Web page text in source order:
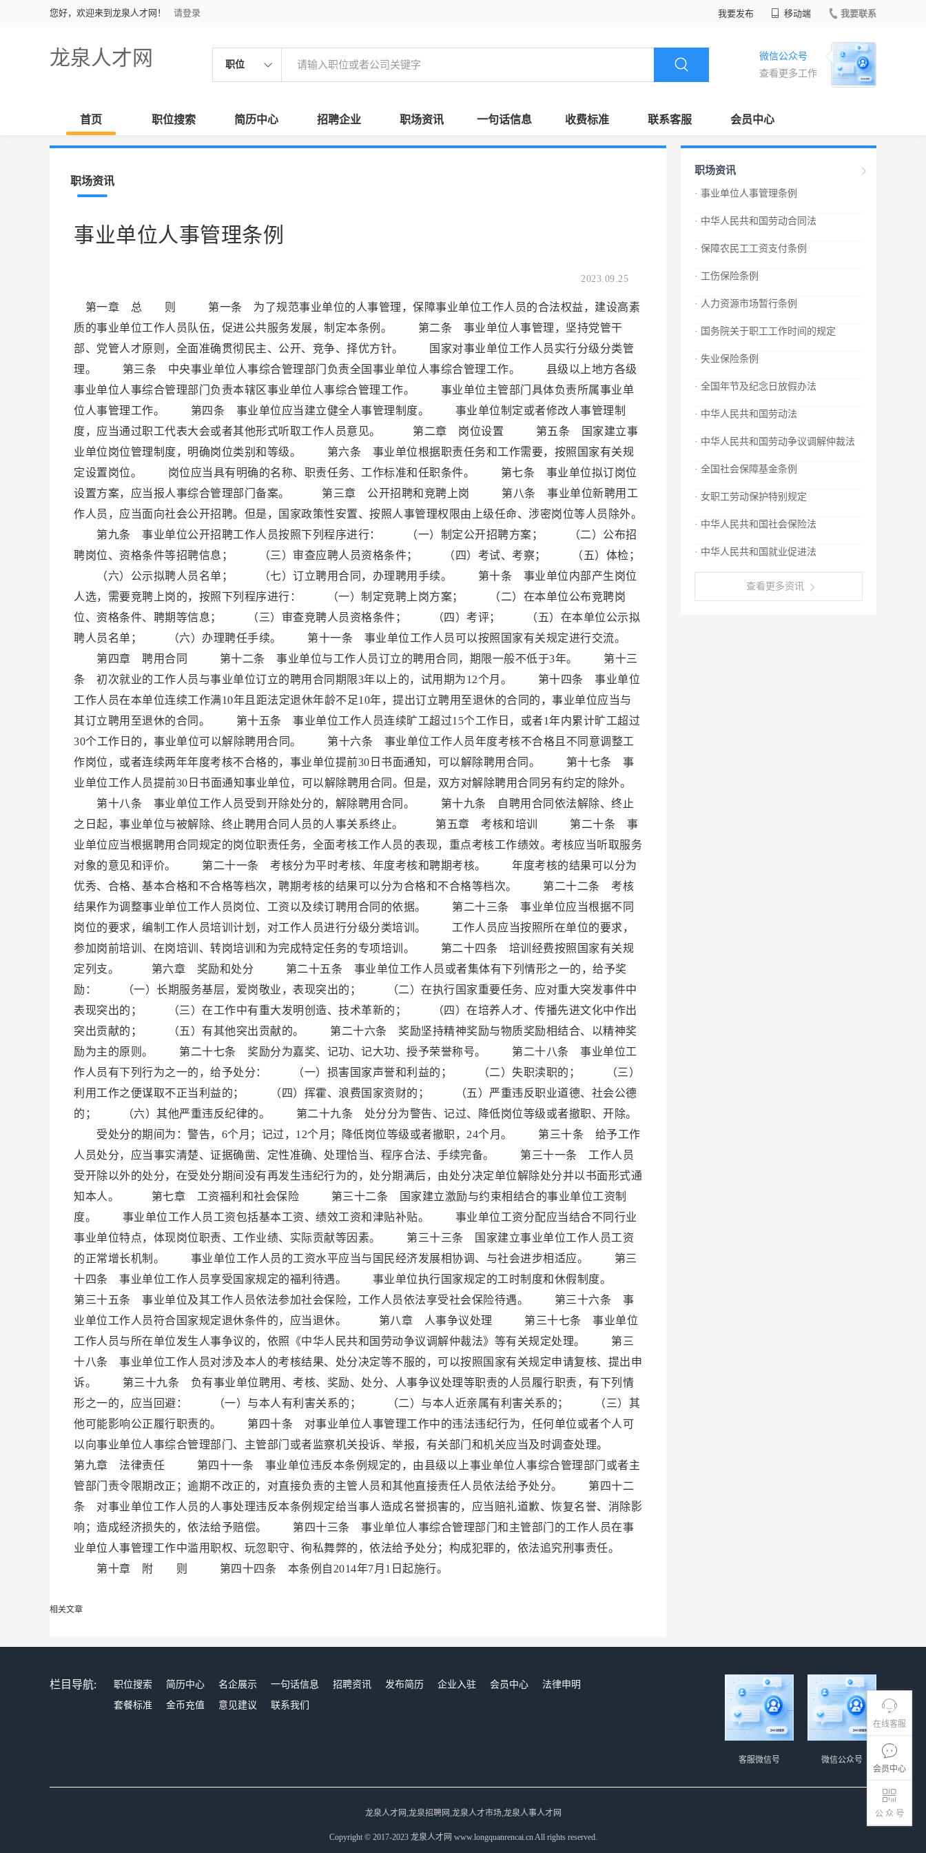
您好，欢迎来到龙泉人才网！ 请登录 我要发布 移动端 我要联系
龙泉人才网 职位
微信公众号
查看更多工作
首页 职位搜索 简历中心 招聘企业 职场资讯 一句话信息 收费标准 联系客服 会员中心
在线客服
会员中心
公 众 号
职场资讯
事业单位人事管理条例
2023.09.25
第一章 总 则 第一条 为了规范事业单位的人事管理，保障事业单位工作人员的合法权益，建设高素
质的事业单位工作人员队伍，促进公共服务发展，制定本条例。 第二条 事业单位人事管理，坚持党管干
部、党管人才原则，全面准确贯彻民主、公开、竞争、择优方针。 国家对事业单位工作人员实行分级分类管
理。 第三条 中央事业单位人事综合管理部门负责全国事业单位人事综合管理工作。 县级以上地方各级
事业单位人事综合管理部门负责本辖区事业单位人事综合管理工作。 事业单位主管部门具体负责所属事业单
位人事管理工作。 第四条 事业单位应当建立健全人事管理制度。 事业单位制定或者修改人事管理制
度，应当通过职工代表大会或者其他形式听取工作人员意见。 第二章 岗位设置 第五条 国家建立事
业单位岗位管理制度，明确岗位类别和等级。 第六条 事业单位根据职责任务和工作需要，按照国家有关规
定设置岗位。 岗位应当具有明确的名称、职责任务、工作标准和任职条件。 第七条 事业单位拟订岗位
设置方案，应当报人事综合管理部门备案。 第三章 公开招聘和竞聘上岗 第八条 事业单位新聘用工
作人员，应当面向社会公开招聘。但是，国家政策性安置、按照人事管理权限由上级任命、涉密岗位等人员除外。
第九条 事业单位公开招聘工作人员按照下列程序进行： （一）制定公开招聘方案； （二）公布招
聘岗位、资格条件等招聘信息； （三）审查应聘人员资格条件； （四）考试、考察； （五）体检；
（六）公示拟聘人员名单； （七）订立聘用合同，办理聘用手续。 第十条 事业单位内部产生岗位
人选，需要竞聘上岗的，按照下列程序进行： （一）制定竞聘上岗方案； （二）在本单位公布竞聘岗
位、资格条件、聘期等信息； （三）审查竞聘人员资格条件； （四）考评； （五）在本单位公示拟
聘人员名单； （六）办理聘任手续。 第十一条 事业单位工作人员可以按照国家有关规定进行交流。
第四章 聘用合同 第十二条 事业单位与工作人员订立的聘用合同，期限一般不低于3年。 第十三
条 初次就业的工作人员与事业单位订立的聘用合同期限3年以上的，试用期为12个月。 第十四条 事业单位
工作人员在本单位连续工作满10年且距法定退休年龄不足10年，提出订立聘用至退休的合同的，事业单位应当与
其订立聘用至退休的合同。 第十五条 事业单位工作人员连续旷工超过15个工作日，或者1年内累计旷工超过
30个工作日的，事业单位可以解除聘用合同。 第十六条 事业单位工作人员年度考核不合格且不同意调整工
作岗位，或者连续两年年度考核不合格的，事业单位提前30日书面通知，可以解除聘用合同。 第十七条 事
业单位工作人员提前30日书面通知事业单位，可以解除聘用合同。但是，双方对解除聘用合同另有约定的除外。
第十八条 事业单位工作人员受到开除处分的，解除聘用合同。 第十九条 自聘用合同依法解除、终止
之日起，事业单位与被解除、终止聘用合同人员的人事关系终止。 第五章 考核和培训 第二十条 事
业单位应当根据聘用合同规定的岗位职责任务，全面考核工作人员的表现，重点考核工作绩效。考核应当听取服务
对象的意见和评价。 第二十一条 考核分为平时考核、年度考核和聘期考核。 年度考核的结果可以分为
优秀、合格、基本合格和不合格等档次，聘期考核的结果可以分为合格和不合格等档次。 第二十二条 考核
结果作为调整事业单位工作人员岗位、工资以及续订聘用合同的依据。 第二十三条 事业单位应当根据不同
岗位的要求，编制工作人员培训计划，对工作人员进行分级分类培训。 工作人员应当按照所在单位的要求，
参加岗前培训、在岗培训、转岗培训和为完成特定任务的专项培训。 第二十四条 培训经费按照国家有关规
定列支。 第六章 奖励和处分 第二十五条 事业单位工作人员或者集体有下列情形之一的，给予奖
励： （一）长期服务基层，爱岗敬业，表现突出的； （二）在执行国家重要任务、应对重大突发事件中
表现突出的； （三）在工作中有重大发明创造、技术革新的； （四）在培养人才、传播先进文化中作出
突出贡献的； （五）有其他突出贡献的。 第二十六条 奖励坚持精神奖励与物质奖励相结合、以精神奖
励为主的原则。 第二十七条 奖励分为嘉奖、记功、记大功、授予荣誉称号。 第二十八条 事业单位工
作人员有下列行为之一的，给予处分： （一）损害国家声誉和利益的； （二）失职渎职的； （三）
利用工作之便谋取不正当利益的； （四）挥霍、浪费国家资财的； （五）严重违反职业道德、社会公德
的； （六）其他严重违反纪律的。 第二十九条 处分分为警告、记过、降低岗位等级或者撤职、开除。
受处分的期间为：警告，6个月；记过，12个月；降低岗位等级或者撤职，24个月。 第三十条 给予工作
人员处分，应当事实清楚、证据确凿、定性准确、处理恰当、程序合法、手续完备。 第三十一条 工作人员
受开除以外的处分，在受处分期间没有再发生违纪行为的，处分期满后，由处分决定单位解除处分并以书面形式通
知本人。 第七章 工资福利和社会保险 第三十二条 国家建立激励与约束相结合的事业单位工资制
度。 事业单位工作人员工资包括基本工资、绩效工资和津贴补贴。 事业单位工资分配应当结合不同行业
事业单位特点，体现岗位职责、工作业绩、实际贡献等因素。 第三十三条 国家建立事业单位工作人员工资
的正常增长机制。 事业单位工作人员的工资水平应当与国民经济发展相协调、与社会进步相适应。 第三
十四条 事业单位工作人员享受国家规定的福利待遇。 事业单位执行国家规定的工时制度和休假制度。
第三十五条 事业单位及其工作人员依法参加社会保险，工作人员依法享受社会保险待遇。 第三十六条 事
业单位工作人员符合国家规定退休条件的，应当退休。 第八章 人事争议处理 第三十七条 事业单位
工作人员与所在单位发生人事争议的，依照《中华人民共和国劳动争议调解仲裁法》等有关规定处理。 第三
十八条 事业单位工作人员对涉及本人的考核结果、处分决定等不服的，可以按照国家有关规定申请复核、提出申
诉。 第三十九条 负有事业单位聘用、考核、奖励、处分、人事争议处理等职责的人员履行职责，有下列情
形之一的，应当回避： （一）与本人有利害关系的； （二）与本人近亲属有利害关系的； （三）其
他可能影响公正履行职责的。 第四十条 对事业单位人事管理工作中的违法违纪行为，任何单位或者个人可
以向事业单位人事综合管理部门、主管部门或者监察机关投诉、举报，有关部门和机关应当及时调查处理。
第九章 法律责任 第四十一条 事业单位违反本条例规定的，由县级以上事业单位人事综合管理部门或者主
管部门责令限期改正；逾期不改正的，对直接负责的主管人员和其他直接责任人员依法给予处分。 第四十二
条 对事业单位工作人员的人事处理违反本条例规定给当事人造成名誉损害的，应当赔礼道歉、恢复名誉、消除影
响；造成经济损失的，依法给予赔偿。 第四十三条 事业单位人事综合管理部门和主管部门的工作人员在事
业单位人事管理工作中滥用职权、玩忽职守、徇私舞弊的，依法给予处分；构成犯罪的，依法追究刑事责任。
第十章 附 则 第四十四条 本条例自2014年7月1日起施行。
相关文章
职场资讯
· 事业单位人事管理条例
· 中华人民共和国劳动合同法
· 保障农民工工资支付条例
· 工伤保险条例
· 人力资源市场暂行条例
· 国务院关于职工工作时间的规定
· 失业保险条例
· 全国年节及纪念日放假办法
· 中华人民共和国劳动法
· 中华人民共和国劳动争议调解仲裁法
· 全国社会保障基金条例
· 女职工劳动保护特别规定
· 中华人民共和国社会保险法
· 中华人民共和国就业促进法
查看更多资讯
栏目导航: 职位搜索 简历中心 名企展示 一句话信息 招聘资讯 发布简历 企业入驻 会员中心
法律申明
套餐标准
金币充值 意见建议 联系我们
微信公众号
客服微信号
龙泉人才网,龙泉招聘网,龙泉人才市场,龙泉人事人才网
Copyright © 2017-2023 龙泉人才网 www.longquanrencai.cn All rights reserved.